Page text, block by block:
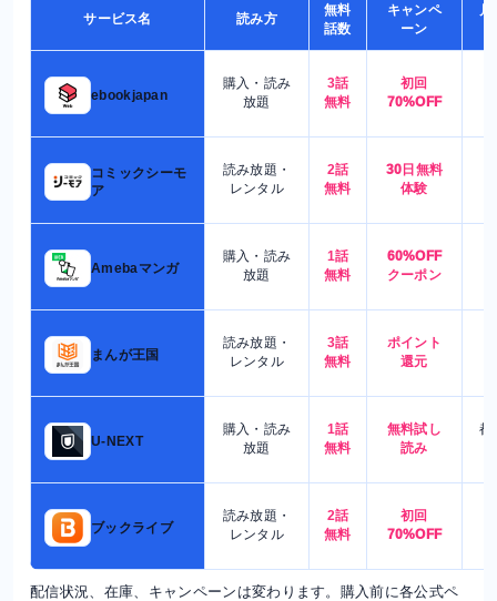
サービス名 読み方
無料
話数
キャンペ
ーン
月
ebookjapan
購入・読み
放題
3話
無料
初回
70%OFF
コミックシーモ
ア
読み放題・
レンタル
2話
無料
30日無料
体験
Amebaマンガ
購入・読み
放題
1話
無料
60%OFF
クーポン
まんが王国
読み放題・
レンタル
3話
無料
ポイント
還元
U-NEXT
購入・読み
放題
1話
無料
無料試し
読み
都
ブックライブ
読み放題・
レンタル
2話
無料
初回
70%OFF
配信状況、在庫、キャンペーンは変わります。購入前に各公式ペ